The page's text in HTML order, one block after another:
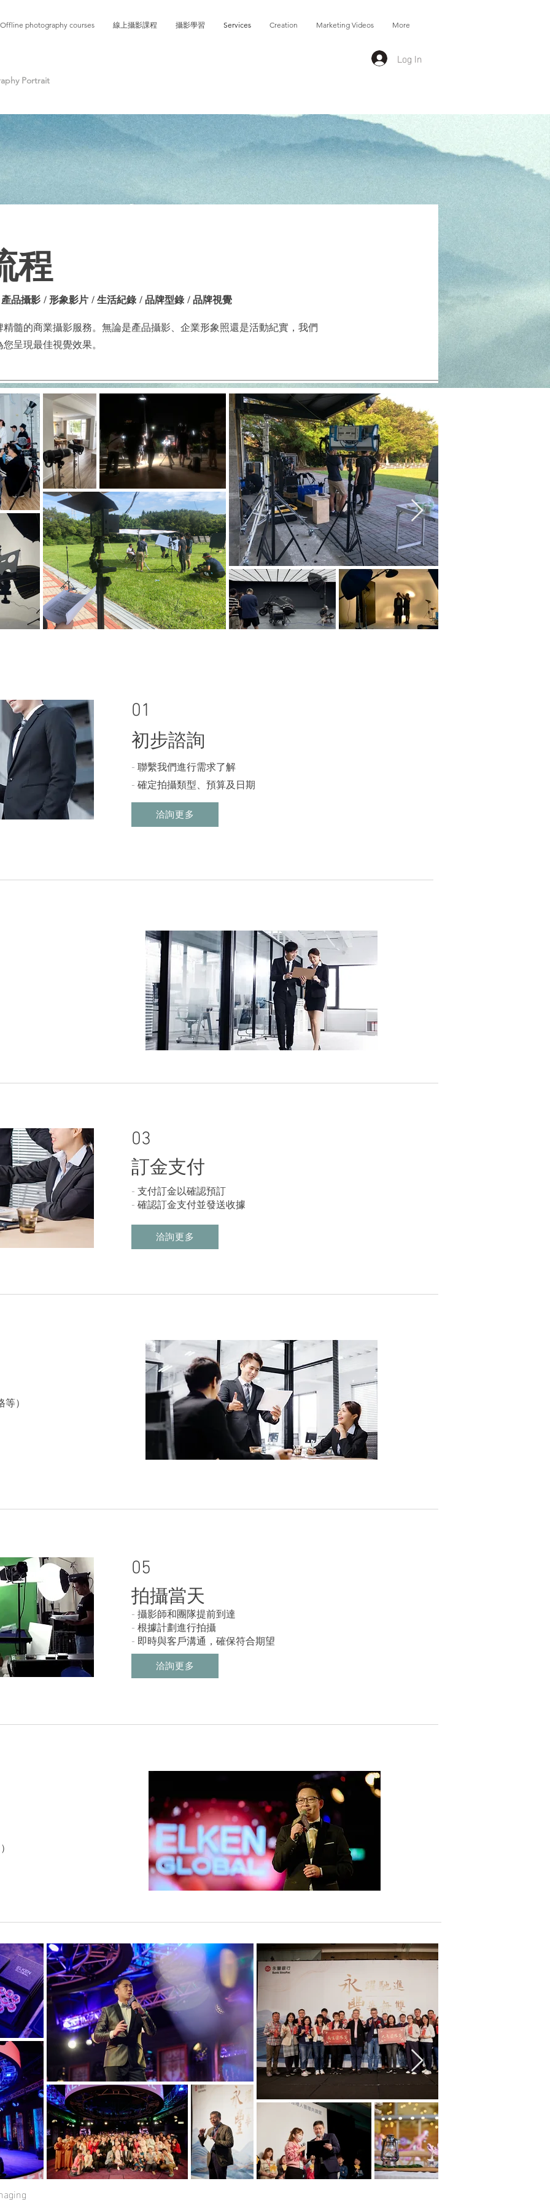
Offline photography courses 線上攝影課程 攝影學習 Services Creation Marketing Videos More
Log In
Portrait
程
品攝影 / 形象影片 / 生活紀錄 / 品牌型錄 / 品牌視覺
髓的商業攝影服務。無論是產品攝影、企業形象照還是活動紀實，我們
呈現最佳視覺效果。
01
​初步諮詢
- 聯繫我們進行需求了解
- 確定拍攝類型、預算及日期
洽詢更多
03
訂金支付
- 支付訂金以確認預訂
- 確認訂金支付並發送收據
洽詢更多
）
05
​拍攝當天
- 攝影師和團隊提前到達
- 根據計劃進行拍攝
- 即時與客戶溝通，確保符合期望
洽詢更多